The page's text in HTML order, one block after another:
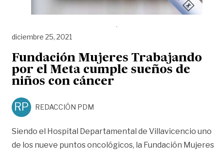
diciembre 25, 2021
Fundación Mujeres Trabajando
por el Meta cumple sueños de
niños con cáncer
RP REDACCIÓN PDM
Siendo el Hospital Departamental de Villavicencio uno
de los nueve puntos oncológicos, la Fundación Mujeres